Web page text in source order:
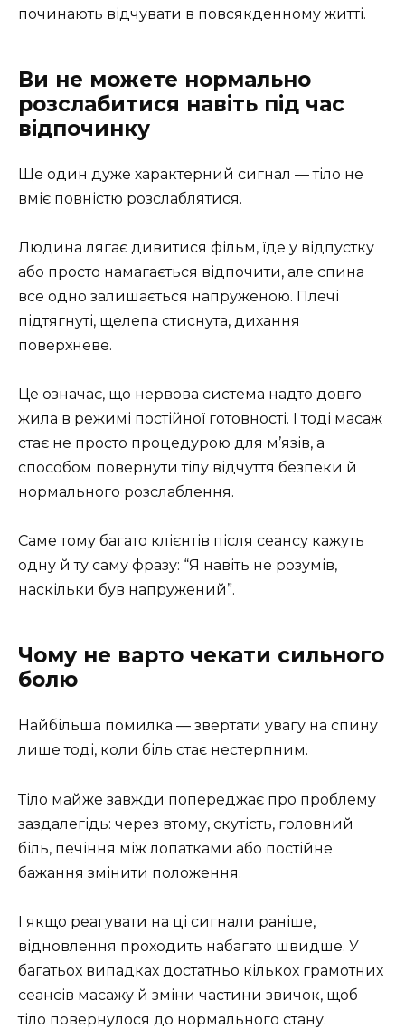
починають відчувати в повсякденному житті.
Ви не можете нормально
розслабитися навіть під час
відпочинку
Ще один дуже характерний сигнал — тіло не
вміє повністю розслаблятися.
Людина лягає дивитися фільм, їде у відпустку
або просто намагається відпочити, але спина
все одно залишається напруженою. Плечі
підтягнуті, щелепа стиснута, дихання
поверхневе.
Це означає, що нервова система надто довго
жила в режимі постійної готовності. І тоді масаж
стає не просто процедурою для м’язів, а
способом повернути тілу відчуття безпеки й
нормального розслаблення.
Саме тому багато клієнтів після сеансу кажуть
одну й ту саму фразу: “Я навіть не розумів,
наскільки був напружений”.
Чому не варто чекати сильного
болю
Найбільша помилка — звертати увагу на спину
лише тоді, коли біль стає нестерпним.
Тіло майже завжди попереджає про проблему
заздалегідь: через втому, скутість, головний
біль, печіння між лопатками або постійне
бажання змінити положення.
І якщо реагувати на ці сигнали раніше,
відновлення проходить набагато швидше. У
багатьох випадках достатньо кількох грамотних
сеансів масажу й зміни частини звичок, щоб
тіло повернулося до нормального стану.